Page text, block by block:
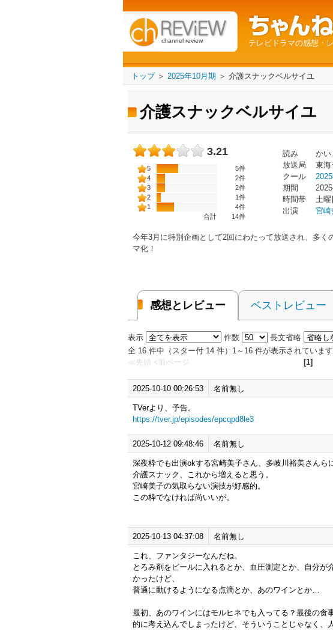
channel review テレビドラマの感想・
トップ＞ 2025年10月期 ＞ 介護スナックベルサイユ
介護スナックベルサイユ
3.21
5
5件
4
2件
3
2件
2
1件
1
4件
合計
14件
読み
かい
放送局
東海
クール
期間
時間帯
土曜
出演
宮崎
今年3月に特別企画として2回にわたって放送され、多く
マ化！
感想とレビュー ベストレビュー
表示 件数
長文省略
全 16 件中（スター付 14 件）1～16 件が表示されています
≪先頭 <前ページ [1]
2025-10-10 00:26:53 名前無し
TVerより、予告。
https://tver.jp/episodes/epcqpd8le3
2025-10-12 09:48:46 名前無し
深夜枠でも出演okする宮崎美子さん、多岐川裕美さんら
介護スナック、これから増えると思う。
宮崎美子の気取らない演技が好感的。
この枠でなければ尚いいが。
2025-10-13 04:37:08 名前無し
これ、ファンタジーなんだね。
とろみ剤をビールに入れるとか、血圧測定とか、自分が
かったけど、
普通に動けるようになる点滴とか、あのワインとか…
最初、あのワインにはモルヒネでも入ってる？最後の食
的に考え込んでしまったけど、そういうことじゃなく、